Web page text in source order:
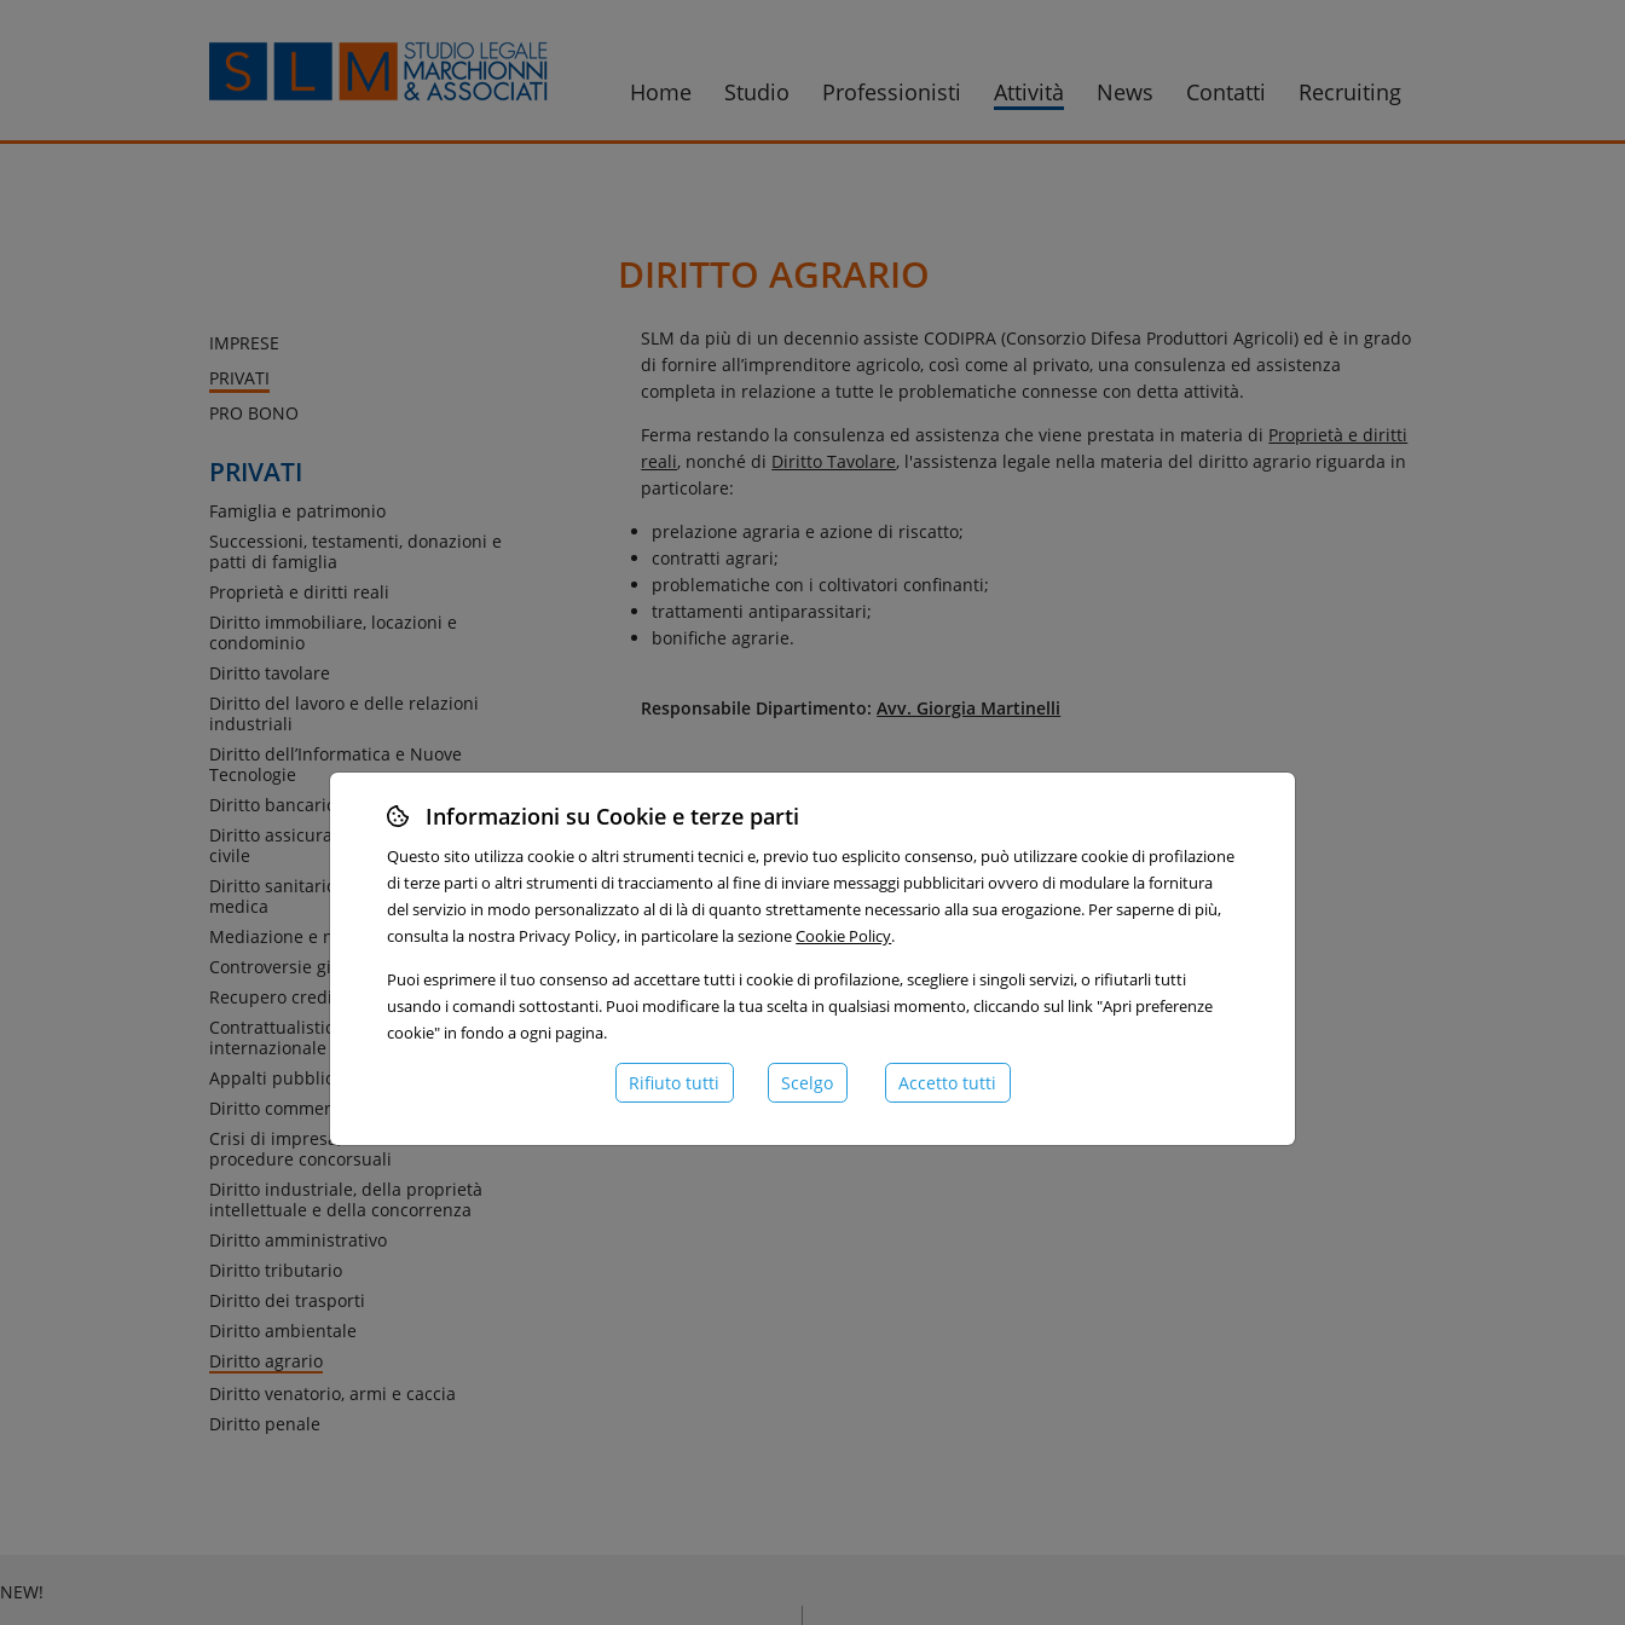
Home Studio Professionisti Attività News Contatti Recruiting
IMPRESE
PRIVATI
PRO BONO
PRIVATI
Famiglia e patrimonio
Successioni, testamenti, donazioni e
patti di famiglia
Proprietà e diritti reali
Diritto immobiliare, locazioni e
condominio
Diritto tavolare
Diritto del lavoro e delle relazioni
industriali
Diritto dell’Informatica e Nuove
Tecnologie
Diritto bancario
Diritto assicurativo e responsabilità
civile
Diritto sanitario e responsabilità
medica
Mediazione e negoziazione assistita
Controversie giudiziali e arbitrato
Recupero crediti e azioni esecutive
Contrattualistica nazionale e
internazionale
Appalti pubblici e privati
Diritto commerciale e societario
Crisi di impresa, ristrutturazioni e
procedure concorsuali
Diritto industriale, della proprietà
intellettuale e della concorrenza
Diritto amministrativo
Diritto tributario
Diritto dei trasporti
Diritto ambientale
Diritto agrario
Diritto venatorio, armi e caccia
Diritto penale
DIRITTO AGRARIO
SLM da più di un decennio assiste CODIPRA (Consorzio Difesa Produttori Agricoli) ed è in grado
di fornire all’imprenditore agricolo, così come al privato, una consulenza ed assistenza
completa in relazione a tutte le problematiche connesse con detta attività.
Ferma restando la consulenza ed assistenza che viene prestata in materia di Proprietà e diritti
reali, nonché di Diritto Tavolare, l'assistenza legale nella materia del diritto agrario riguarda in
particolare:
prelazione agraria e azione di riscatto;
contratti agrari;
problematiche con i coltivatori confinanti;
trattamenti antiparassitari;
bonifiche agrarie.
Responsabile Dipartimento:Avv. Giorgia Martinelli
NEW!
Informazioni su Cookie e terze parti
Questo sito utilizza cookie o altri strumenti tecnici e, previo tuo esplicito consenso, può utilizzare cookie di profilazione
di terze parti o altri strumenti di tracciamento al fine di inviare messaggi pubblicitari ovvero di modulare la fornitura
del servizio in modo personalizzato al di là di quanto strettamente necessario alla sua erogazione. Per saperne di più,
consulta la nostra Privacy Policy, in particolare la sezioneCookie Policy.
Puoi esprimere il tuo consenso ad accettare tutti i cookie di profilazione, scegliere i singoli servizi, o rifiutarli tutti
usando i comandi sottostanti. Puoi modificare la tua scelta in qualsiasi momento, cliccando sul link "Apri preferenze
cookie" in fondo a ogni pagina.
Rifiuto tutti Scelgo Accetto tutti